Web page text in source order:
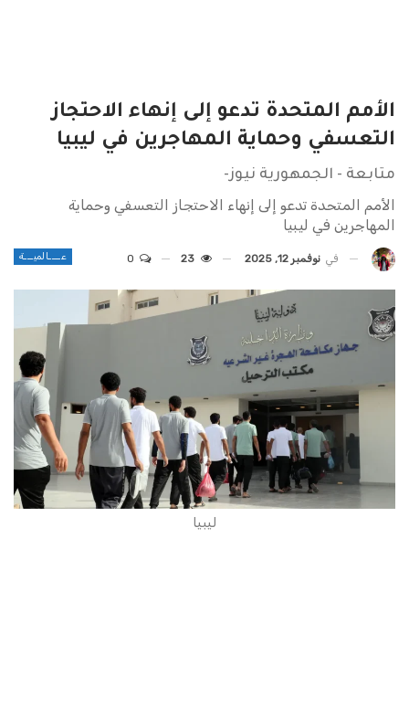
الأمم المتحدة تدعو إلى إنهاء الاحتجاز
التعسفي وحماية المهاجرين في ليبيا
متابعة - الجمهورية نيوز-
الأمم المتحدة تدعو إلى إنهاء الاحتجاز التعسفي وحماية
المهاجرين في ليبيا
عــــالميـــة في نوفمبر 12, 2025 23
ليبيا